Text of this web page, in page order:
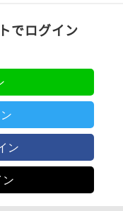
でログイン
ン